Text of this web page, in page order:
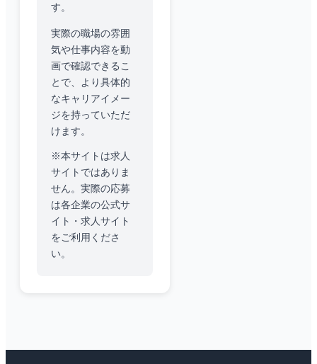
す。
実際の職場の雰囲
気や仕事内容を動
画で確認できるこ
とで、より具体的
なキャリアイメー
ジを持っていただ
けます。
※本サイトは求人
サイトではありま
せん。実際の応募
は各企業の公式サ
イト・求人サイト
をご利用くださ
い。